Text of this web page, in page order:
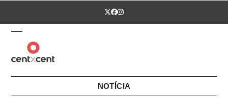
Twitter
Facebook
Instagram
Open
mobile
menu
Close
mobile
menu
NOTÍCIA